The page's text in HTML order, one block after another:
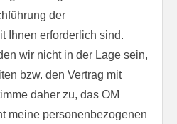
der
Ihnen erforderlich sind.
wir nicht in der Lage sein,
bzw. den Vertrag mit
daher zu, das OM
meine personenbezogenen